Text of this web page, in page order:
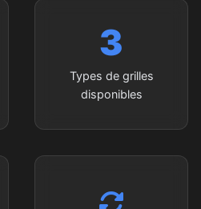
3
Types de grilles
disponibles